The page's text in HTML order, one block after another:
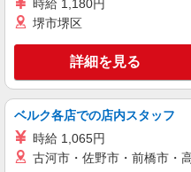
時給 1,180円
堺市堺区
詳細を見る
ベルク各店での店内スタッフ
時給 1,065円
古河市・佐野市・前橋市・